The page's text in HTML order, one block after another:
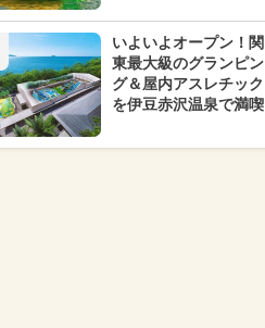
いよいよオープン！関
東最大級のグランピン
グ＆屋内アスレチック
を伊豆赤沢温泉で満喫